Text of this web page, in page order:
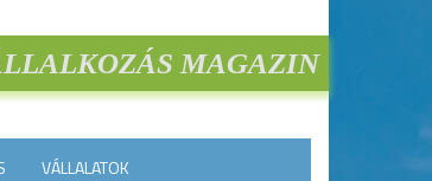
MAGAZIN
VÁLLALATOK